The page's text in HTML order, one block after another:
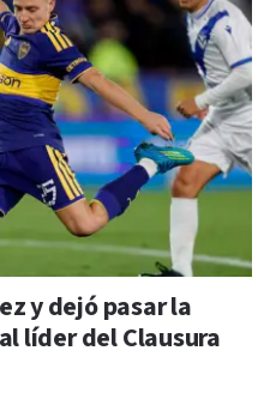
y dejó pasar la
líder del Clausura